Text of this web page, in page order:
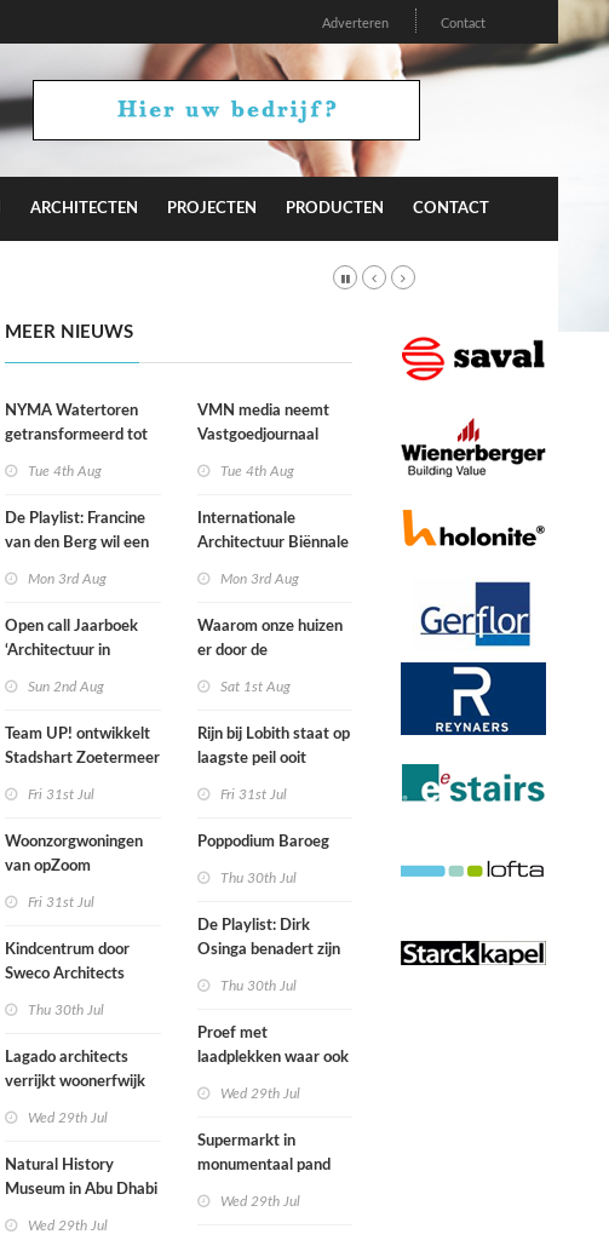
Adverteren Contact
ARCHITECTEN PROJECTEN PRODUCTEN CONTACT
MEER NIEUWS
NYMA Watertoren
getransformeerd tot
makersplaats in
Nijmegen
Tue 4th Aug
De Playlist: Francine
van den Berg wil een
Mon 3rd Aug
Open call Jaarboek
‘Architectuur in
Sun 2nd Aug
Team UP! ontwikkelt
Stadshart Zoetermeer
Fri 31st Jul
Woonzorgwoningen
van opZoom
nieuwbouw en oude
industriële panden
Fri 31st Jul
Kindcentrum door
Sweco Architects
buitenruimte samen in
hart van dorp
Thu 30th Jul
Lagado architects
verrijkt woonerfwijk
huis
Wed 29th Jul
Natural History
Museum in Abu Dhabi
Wed 29th Jul
VMN media neemt
Vastgoedjournaal
Tue 4th Aug
Internationale
Architectuur Biënnale
Mon 3rd Aug
Waarom onze huizen
er door de
anders gaan uitzien
Sat 1st Aug
Rijn bij Lobith staat op
laagste peil ooit
Fri 31st Jul
Poppodium Baroeg
Thu 30th Jul
De Playlist: Dirk
Osinga benadert zijn
Thu 30th Jul
Proef met
laadplekken waar ook
Wed 29th Jul
Supermarkt in
monumentaal pand
Wed 29th Jul